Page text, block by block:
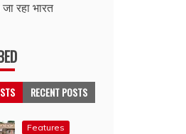
रहा भारत
RECENT POSTS
Features